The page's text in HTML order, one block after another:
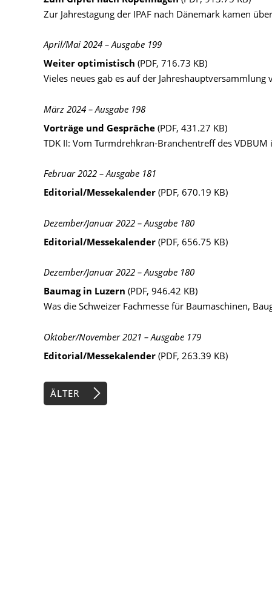
Zur Jahrestagung der IPAF nach Dänemark kamen
April/Mai 2024 – Ausgabe 199
Weiter optimistisch (PDF, 716.73 KB)
Vieles neues gab es auf der
März 2024 – Ausgabe 198
Vorträge und Gespräche (PDF, 431.27 KB)
TDK II: Vom Turmdrehkran-Branchentreff des
Februar 2022 – Ausgabe 181
Editorial/Messekalender (PDF, 670.19 KB)
Dezember/Januar 2022 – Ausgabe 180
Editorial/Messekalender (PDF, 656.75 KB)
Dezember/Januar 2022 – Ausgabe 180
Baumag in Luzern (PDF, 946.42 KB)
Was die Schweizer Fachmesse für Baumaschinen,
Oktober/November 2021 – Ausgabe 179
Editorial/Messekalender (PDF, 263.39 KB)
ÄLTER